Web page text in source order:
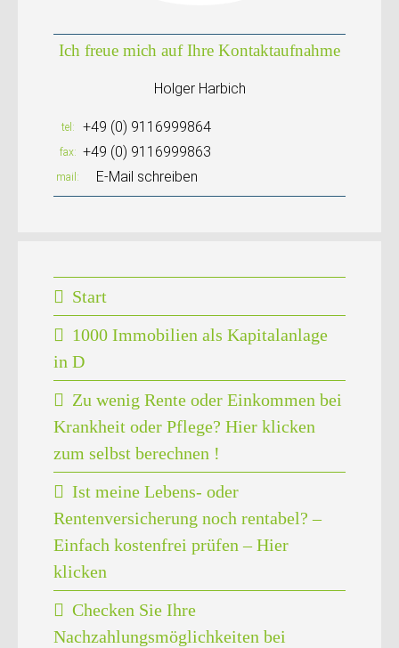
Ich freue mich auf Ihre Kontaktaufnahme
Holger Harbich
tel +49 (0) 9116999864
fax +49 (0) 9116999863
mail E-Mail schreiben
Start
1000 Immobilien als Kapitalanlage
in D
Zu wenig Rente oder Einkommen bei
Krankheit oder Pflege? Hier klicken
zum selbst berechnen !
Ist meine Lebens- oder
Rentenversicherung noch rentabel? –
Einfach kostenfrei prüfen – Hier
klicken
Checken Sie Ihre
Nachzahlungsmöglichkeiten bei